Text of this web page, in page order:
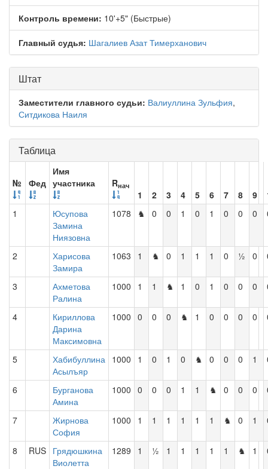
Контроль времени: 10'+5" (Быстрые)
Главный судья: Шагалиев Азат Тимерханович
Штат
Заместители главного судьи: Валиуллина Зульфия,
Ситдикова Наиля
Таблица
№ Фед
Имя
участника
Rнач
1 2 3 4 5 6 7 8 9
1
Юсупова
Замина
Ниязовна
1078 ♞ 0 0 1 0 1 0 0 0
2
Харисова
Замира
1063 1 ♞ 0 1 1 1 0 ½ 0
3
Ахметова
Ралина
1000 1 1 ♞ 1 0 1 0 0 0
4
Кириллова
Дарина
Максимовна
1000 0 0 0 ♞ 1 0 0 0 0
5
Хабибуллина
Асылъяр
1000 1 0 1 0 ♞ 0 0 0 1
6
Бурганова
Амина
1000 0 0 0 1 1 ♞ 0 0 0
7
Жирнова
София
1000 1 1 1 1 1 1 ♞ 0 1
8 RUS Грядюшкина
Виолетта
1289 1 ½ 1 1 1 1 1 ♞ 1